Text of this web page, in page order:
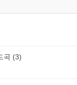
곡 (3)